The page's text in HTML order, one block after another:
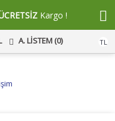
Kargo !
TL
A. LISTEM (0)